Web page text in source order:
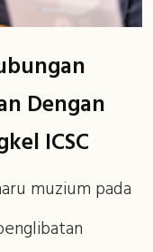
Dengan
ICSC
muzium pada